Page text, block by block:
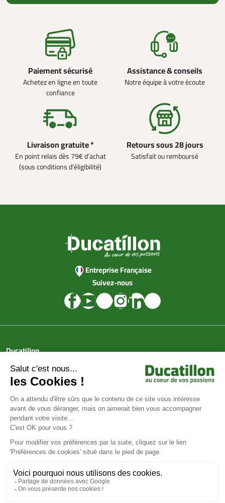
Paiement sécurisé
Achetez en ligne en toute
confiance
Assistance & conseils
Notre équipe à votre écoute
Livraison gratuite *
En point relais dès 79€ d’achat
(sous conditions d'éligibilité)
Retours sous 28 jours
Satisfait ou remboursé
Entreprise Française
Suivez-nous
Ducatillon
Achat en ligne
Services
Aide & Conseils
Paiement sécurisé